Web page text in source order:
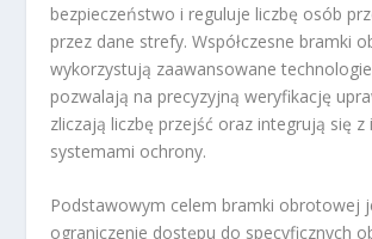
bezpieczeństwo i reguluje liczbę osób
przez dane strefy. Współczesne bramki
wykorzystują zaawansowane
pozwalają na precyzyjną weryfikację
zliczają liczbę przejść oraz integrują się z
systemami ochrony.
Podstawowym celem bramki obrotowej
ograniczenie dostępu do specyficznych